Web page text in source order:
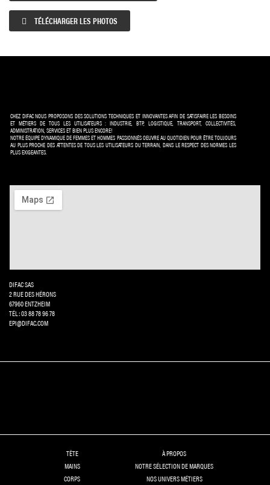
TÉLÉCHARGER LES PHOTOS
CHEZ DIFAC NOUS PROPOSONS DES SOLUTIONS TECHNIQUES ET INNOVANTES AFIN DE SATISFAIRE LES BESOINS
ET MÉTIERS DE TOUS LES UTILISATEURS : INDUSTRIE, BTP, LOGISTIQUE, TRANSPORT, COLLECTIVITÉS,
ADMINISTRATION, SERVICES ET BIEN PLUS ENCORE!
NOTRE ÉQUIPE DYNAMIQUE DE FEMMES ET HOMMES PASSIONNÉS OEUVRE AU QUOTIDIEN POUR ÊTRE TOUJOURS
AU PLUS PROCHE DES ATTENTES DE TOUS LES UTILISATEURS DU TERRAIN, DANS LE RESPECT DES NORMES LES
PLUS EXIGEANTES.
DIFAC SAS
2 RUE DES HÉRONS
67960 ENTZHEIM
TÉL: 03 88 78 96 78
EPI@DIFAC.COM
TÊTE
MAINS
CORPS
À PROPOS
NOTRE SÉLECTION DE MARQUES
NOS UNIVERS MÉTIERS